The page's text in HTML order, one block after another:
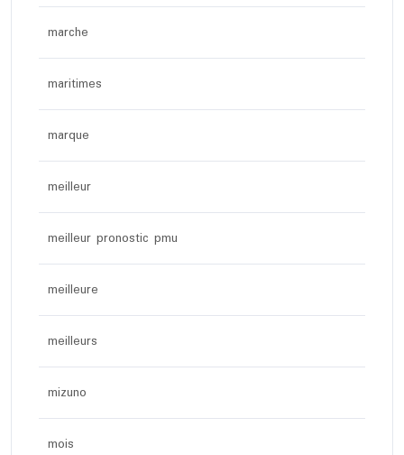
marche
maritimes
marque
meilleur
meilleur pronostic pmu
meilleure
meilleurs
mizuno
mois